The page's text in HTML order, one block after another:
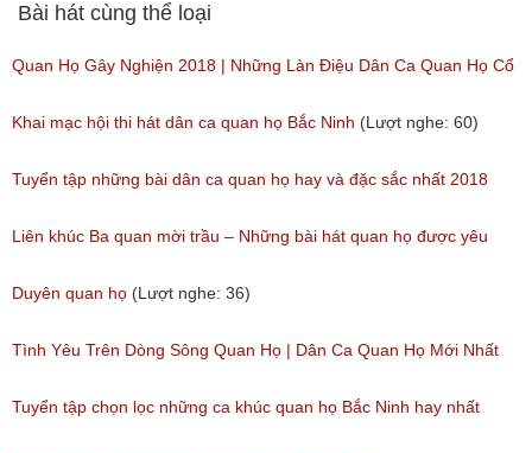
Bài hát cùng thể loại
Quan Họ Gây Nghiện 2018 | Những Làn Điệu Dân Ca Quan Họ Cổ
Bắc Ninh Hay Ngây Ngất
(Lượt nghe: 84)
Khai mạc hội thi hát dân ca quan họ Bắc Ninh (Lượt nghe: 60)
Tuyển tập những bài dân ca quan họ hay và đặc sắc nhất 2018
(Lượt nghe: 59)
Liên khúc Ba quan mời trầu – Những bài hát quan họ được yêu
thích nhất hiện nay
(Lượt nghe: 173)
Duyên quan họ (Lượt nghe: 36)
Tình Yêu Trên Dòng Sông Quan Họ | Dân Ca Quan Họ Mới Nhất
2018
Tuyển tập chọn lọc những ca khúc quan họ Bắc Ninh hay nhất